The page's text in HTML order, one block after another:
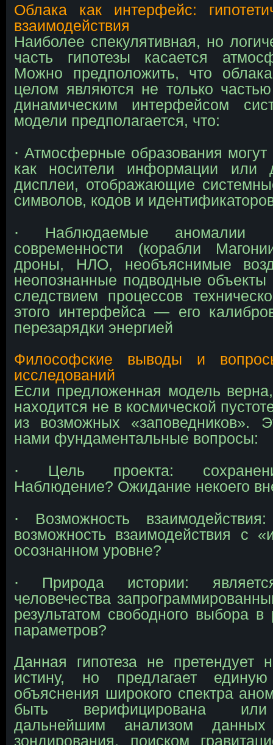
Облака как интерфейс:
взаимодействия
Наиболее спекулятивная, но
часть гипотезы касается
Можно предположить, что
целом являются не только
динамическим интерфейсом
модели предполагается, что:
∙ Атмосферные образования могут
как носители информации или
дисплеи, отображающие
символов, кодов и
∙ Наблюдаемые
современности (корабли
дроны, НЛО, необъяснимые
неопознанные подводные объекты
следствием процессов
этого интерфейса — его
перезарядки энергией
Философские выводы и
исследований
Если предложенная модель
находится не в космической
из возможных «заповедников».
нами фундаментальные вопросы:
∙ Цель проекта:
Наблюдение? Ожидание некоего
∙ Возможность
возможность взаимодействия с
осознанном уровне?
∙ Природа истории:
человечества
результатом свободного выбора
параметров?
Данная гипотеза не претендует
истину, но предлагает
объяснения широкого спектра
быть верифицирована или
дальнейшим анализом данных
зондирования, поиском